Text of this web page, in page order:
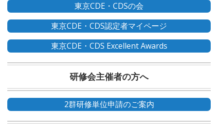
東京CDE・CDSの会
東京CDE・CDS認定者マイページ
東京CDE・CDS Excellent Awards
研修会主催者の方へ
2群研修単位申請のご案内